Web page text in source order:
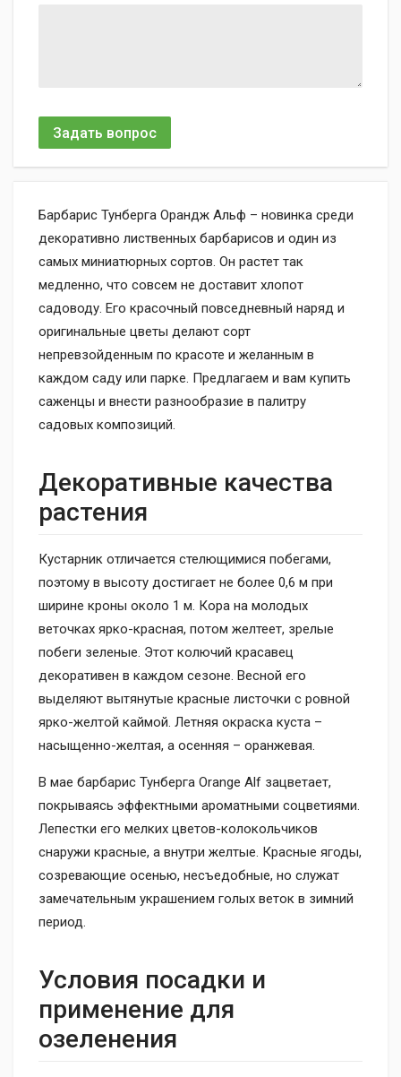
Задать вопрос
Барбарис Тунберга Орандж Альф – новинка среди
декоративно лиственных барбарисов и один из
самых миниатюрных сортов. Он растет так
медленно, что совсем не доставит хлопот
садоводу. Его красочный повседневный наряд и
оригинальные цветы делают сорт
непревзойденным по красоте и желанным в
каждом саду или парке. Предлагаем и вам купить
саженцы и внести разнообразие в палитру
садовых композиций.
Декоративные качества
растения
Кустарник отличается стелющимися побегами,
поэтому в высоту достигает не более 0,6 м при
ширине кроны около 1 м. Кора на молодых
веточках ярко-красная, потом желтеет, зрелые
побеги зеленые. Этот колючий красавец
декоративен в каждом сезоне. Весной его
выделяют вытянутые красные листочки с ровной
ярко-желтой каймой. Летняя окраска куста –
насыщенно-желтая, а осенняя – оранжевая.
В мае барбарис Тунберга Orange Alf зацветает,
покрываясь эффектными ароматными соцветиями.
Лепестки его мелких цветов-колокольчиков
снаружи красные, а внутри желтые. Красные ягоды,
созревающие осенью, несъедобные, но служат
замечательным украшением голых веток в зимний
период.
Условия посадки и
применение для
озеленения